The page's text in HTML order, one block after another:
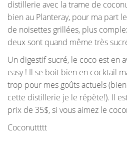
distillerie avec la trame de
bien au Planteray, pour ma part
de noisettes grillées, plus
deux sont quand même très
Un digestif sucré, le coco est en
easy ! Il se boit bien en cocktail
trop pour mes goûts actuels
cette distillerie je le répète!). Il
prix de 35$, si vous aimez le
Coconuttttt